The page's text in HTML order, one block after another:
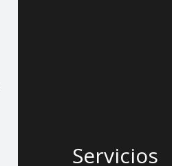
Servicios